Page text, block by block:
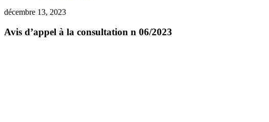
décembre 13, 2023
Avis d’appel à la consultation n 06/2023